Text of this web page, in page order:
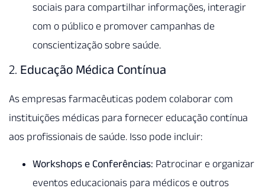
sociais para compartilhar informações, interagir
com o público e promover campanhas de
conscientização sobre saúde.
2. Educação Médica Contínua
As empresas farmacêuticas podem colaborar com
instituições médicas para fornecer educação contínua
aos profissionais de saúde. Isso pode incluir:
Workshops e Conferências: Patrocinar e organizar
eventos educacionais para médicos e outros